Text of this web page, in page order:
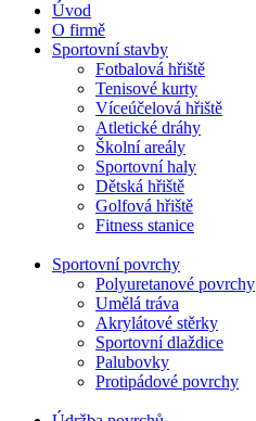
Úvod
O firmě
Sportovní stavby
Fotbalová hřiště
Tenisové kurty
Víceúčelová hřiště
Atletické dráhy
Školní areály
Sportovní haly
Dětská hřiště
Golfová hřiště
Fitness stanice
Sportovní povrchy
Polyuretanové povrchy
Umělá tráva
Akrylátové stěrky
Sportovní dlaždice
Palubovky
Protipádové povrchy